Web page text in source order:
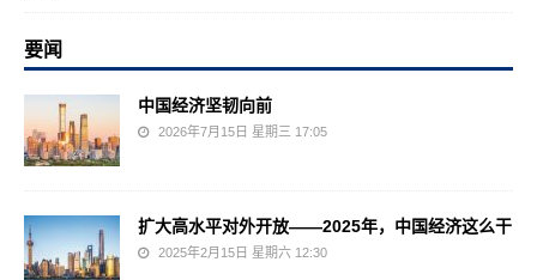
要闻
中国经济坚韧向前
2026年7月15日 星期三 17:05
扩大高水平对外开放——2025年，中国经济这么干
2025年2月15日 星期六 12:30